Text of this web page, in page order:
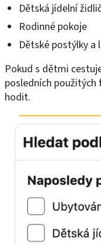
Dětská jídelní
Rodinné pokoje
Dětské postýlky a
Pokud s dětmi
posledních
hodit.